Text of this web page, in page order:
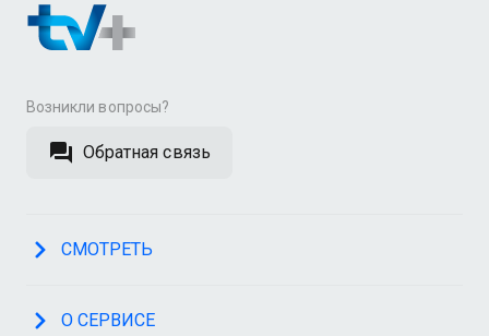
Возникли вопросы?
Обратная связь
СМОТРЕТЬ
О СЕРВИСЕ